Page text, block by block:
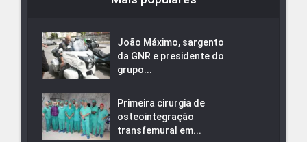
João Máximo, sargento
da GNR e presidente do
grupo...
Primeira cirurgia de
osteointegração
transfemural em...